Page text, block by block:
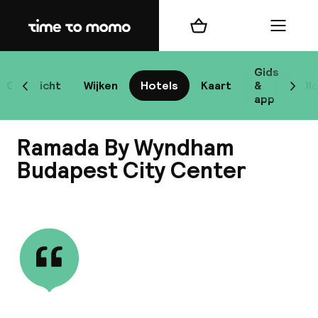
Home
Overzicht Wijken Hotels Kaart
Gids
&
app
Scroll naar links
Winkelmand Menu
Ramada By Wyndham
Budapest City Center